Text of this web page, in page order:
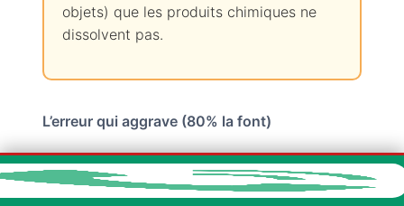
objets) que les produits chimiques ne
dissolvent pas.
L’erreur qui aggrave (80% la font)
JAMAIS de mélange produits !